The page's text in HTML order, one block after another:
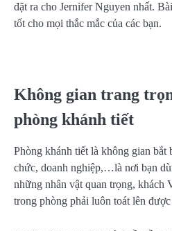
đặt ra cho Jernifer Nguyen nhất.
tốt cho mọi thắc mắc của các bạn.
Không gian trang
phòng khánh tiết
Phòng khánh tiết là không gian bắt
chức, doanh nghiệp,…là nơi bạn
những nhân vật quan trọng,
trong phòng phải luôn toát lên